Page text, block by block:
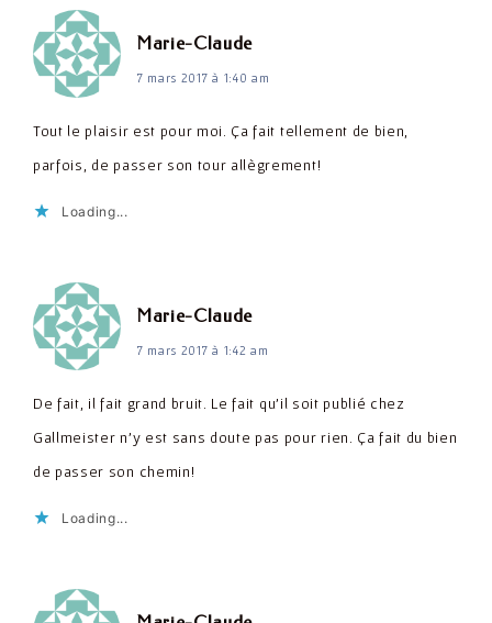
Marie-Claudedit :
7 mars 2017 à 1:40 am
Tout le plaisir est pour moi. Ça fait tellement de bien,
parfois, de passer son tour allègrement!
Loading...
Marie-Claudedit :
7 mars 2017 à 1:42 am
De fait, il fait grand bruit. Le fait qu'il soit publié chez
Gallmeister n'y est sans doute pas pour rien. Ça fait du bien
de passer son chemin!
Loading...